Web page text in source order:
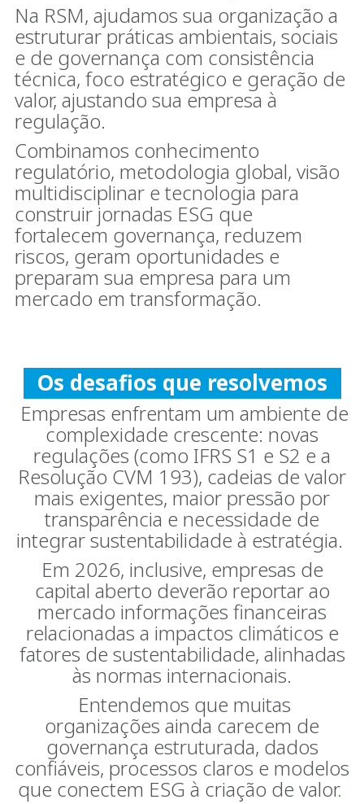
Na RSM, ajudamos sua organização a
estruturar práticas ambientais, sociais
e de governança com consistência
técnica, foco estratégico e geração de
valor, ajustando sua empresa à
regulação.
Combinamos conhecimento
regulatório, metodologia global, visão
multidisciplinar e tecnologia para
construir jornadas ESG que
fortalecem governança, reduzem
riscos, geram oportunidades e
preparam sua empresa para um
mercado em transformação.
Os desafios que resolvemos
Empresas enfrentam um ambiente de
complexidade crescente: novas
regulações (como IFRS S1 e S2 e a
Resolução CVM 193), cadeias de valor
mais exigentes, maior pressão por
transparência e necessidade de
integrar sustentabilidade à estratégia.
Em 2026, inclusive, empresas de
capital aberto deverão reportar ao
mercado informações financeiras
relacionadas a impactos climáticos e
fatores de sustentabilidade, alinhadas
às normas internacionais.
Entendemos que muitas
organizações ainda carecem de
governança estruturada, dados
confiáveis, processos claros e modelos
que conectem ESG à criação de valor.